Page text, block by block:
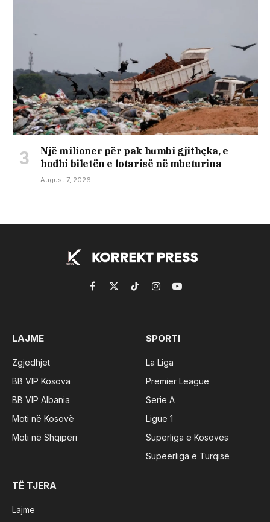
Një milioner për pak humbi gjithçka, e
hodhi biletën e lotarisë në mbeturina
August 7, 2026
Facebook
X
TikTokInstagramYouTube
LAJME
Zgjedhjet
BB VIP Kosova
BB VIP Albania
Moti në Kosovë
Moti në Shqipëri
SPORTI
La Liga
Premier League
Serie A
Ligue 1
Superliga e Kosovës
Supeerliga e Turqisë
TË TJERA
Lajme